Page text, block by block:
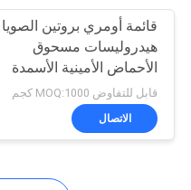
قائمة أومري بروتين الصويا
هيدروليسات مسحوق
الأحماض الأمينية الأسمدة
0
قابل للتفاوض MOQ:1000 كجم
الاتصال